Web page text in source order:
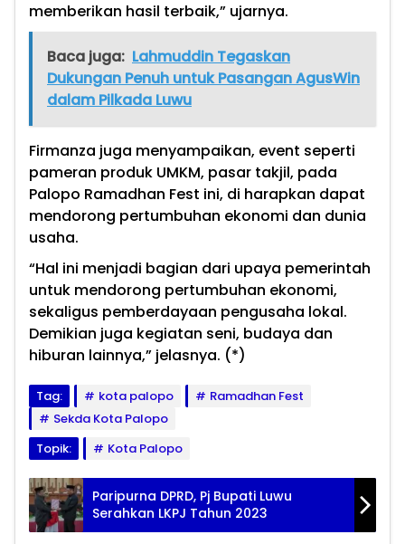
memberikan hasil terbaik,” ujarnya.
Baca juga: Lahmuddin Tegaskan
Dukungan Penuh untuk Pasangan AgusWin
dalam Pilkada Luwu
Firmanza juga menyampaikan, event seperti
pameran produk UMKM, pasar takjil, pada
Palopo Ramadhan Fest ini, di harapkan dapat
mendorong pertumbuhan ekonomi dan dunia
usaha.
“Hal ini menjadi bagian dari upaya pemerintah
untuk mendorong pertumbuhan ekonomi,
sekaligus pemberdayaan pengusaha lokal.
Demikian juga kegiatan seni, budaya dan
hiburan lainnya,” jelasnya. (*)
Tag: kota palopo
Ramadhan Fest
Sekda Kota Palopo
Topik:
Kota Palopo
Paripurna DPRD, Pj Bupati Luwu
Serahkan LKPJ Tahun 2023